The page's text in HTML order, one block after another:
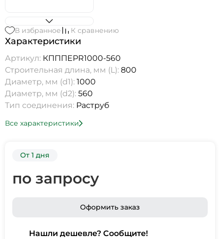
В избранное К сравнению
Характеристики
Артикул: КПППEPR1000-560
Строительная длина, мм (L): 800
Диаметр, мм (d1): 1000
Диаметр, мм (d2): 560
Тип соединения: Раструб
Все характеристики
От 1 дня
по запросу
Оформить заказ
Нашли дешевле? Сообщите!